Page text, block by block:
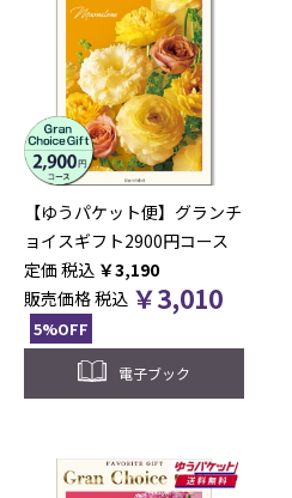
【ゆうパケット便】グランチ
ョイスギフト2900円コース
税込 ￥3,190
販売価格税込 ￥3,010
5%OFF
電子ブック